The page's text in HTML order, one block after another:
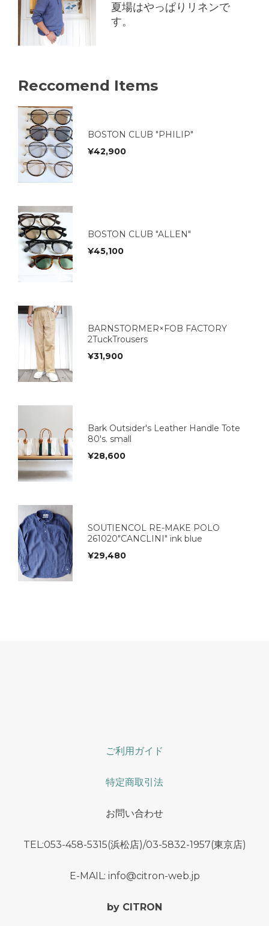
夏場はやっぱりリネンで
す。
Reccomend Items
BOSTON CLUB "PHILIP"
¥42,900
BOSTON CLUB "ALLEN"
¥45,100
BARNSTORMER×FOB FACTORY
2TuckTrousers
¥31,900
Bark Outsider's Leather Handle Tote
80's. small
¥28,600
SOUTIENCOL RE-MAKE POLO
261020"CANCLINI" ink blue
¥29,480
ご利用ガイド
特定商取引法
お問い合わせ
TEL:053-458-5315(浜松店)/03-5832-1957(東京店)
E-MAIL: info@citron-web.jp
by CITRON